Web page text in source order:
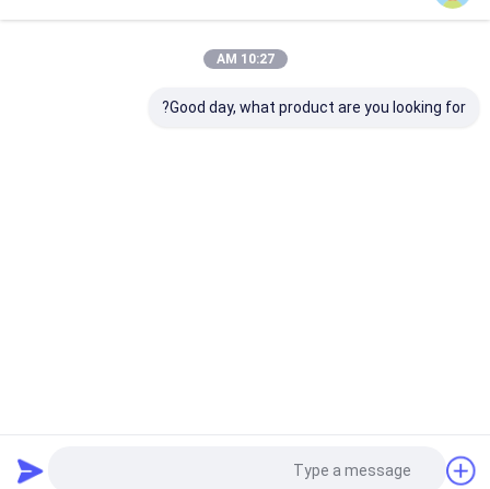
دربارهی ما
تماس با ما
سیاست حفظ حریم خصوصی
کیفیتتیغه اره مدور Tct
کارخانه چین.Copyright © 2026 FOSHAN
10:27 AM
Good day, what product are you looking for?